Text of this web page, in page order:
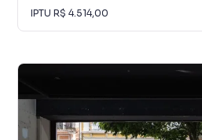
IPTU R$ 4.514,00